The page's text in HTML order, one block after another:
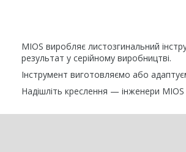
MIOS виробляє листозгинальний
результат у серійному виробництві.
Інструмент виготовляємо або
Надішліть креслення — інженери